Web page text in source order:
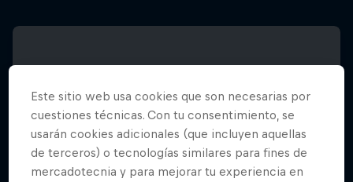
Este sitio web usa cookies que son necesarias por
cuestiones técnicas. Con tu consentimiento, se
usarán cookies adicionales (que incluyen aquellas
de terceros) o tecnologías similares para fines de
mercadotecnia y para mejorar tu experiencia en